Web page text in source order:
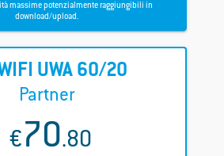
massime potenzialmente raggiungibili in
download/upload.
UWA 60/20
Partner
€ 70.80